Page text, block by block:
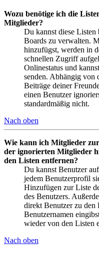
Wozu benötige ich die
Mitglieder?
Du kannst diese Listen
Boards zu verwalten.
hinzufügst, werden in
schnellen Zugriff
Onlinestatus und
senden. Abhängig von
Beiträge deiner
einen Benutzer
standardmäßig nicht.
Nach oben
Wie kann ich Mitglieder
der ignorierten Mitglieder
den Listen entfernen?
Du kannst Benutzer
jedem Benutzerprofil
Hinzufügen zur Liste
des Benutzers.
direkt Benutzer zu den
Benutzernamen
wieder von den Listen
Nach oben